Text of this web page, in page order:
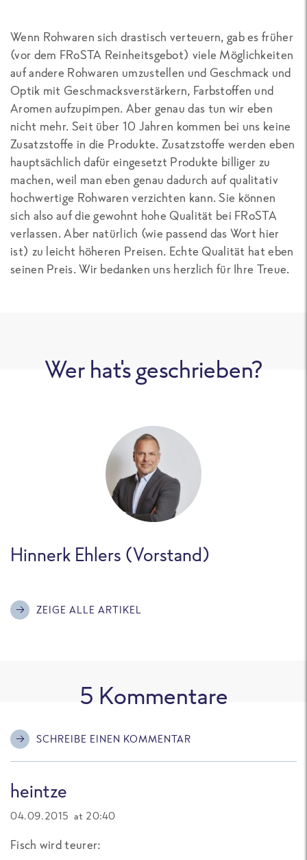
Wenn Rohwaren sich drastisch verteuern, gab es früher
(vor dem FRoSTA Reinheitsgebot) viele Möglichkeiten
auf andere Rohwaren umzustellen und Geschmack und
Optik mit Geschmacksverstärkern, Farbstoffen und
Aromen aufzupimpen. Aber genau das tun wir eben
nicht mehr. Seit über 10 Jahren kommen bei uns keine
Zusatzstoffe in die Produkte. Zusatzstoffe werden eben
hauptsächlich dafür eingesetzt Produkte billiger zu
machen, weil man eben genau dadurch auf qualitativ
hochwertige Rohwaren verzichten kann. Sie können
sich also auf die gewohnt hohe Qualität bei FRoSTA
verlassen. Aber natürlich (wie passend das Wort hier
ist) zu leicht höheren Preisen. Echte Qualität hat eben
seinen Preis. Wir bedanken uns herzlich für Ihre Treue.
Wer hat's geschrieben?
Hinnerk Ehlers (Vorstand)
ZEIGE ALLE ARTIKEL
5 Kommentare
SCHREIBE EINEN KOMMENTAR
heintze
04.09.2015 at 20:40
Fisch wird teurer: